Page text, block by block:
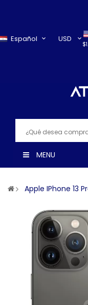
Español USD
MENU
Apple IPhone 13